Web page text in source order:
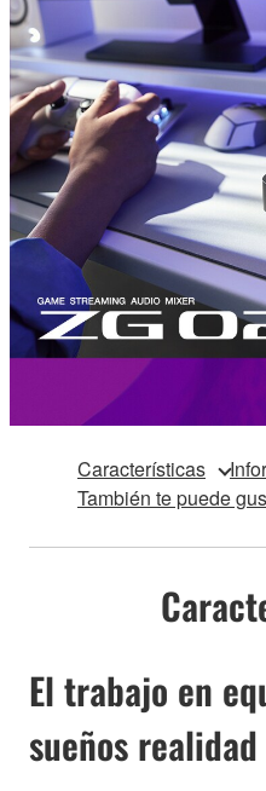
Características
También te puede
El trabajo en
sueños realidad